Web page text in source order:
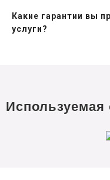
Какие гарантии вы
услуги?
Используемая